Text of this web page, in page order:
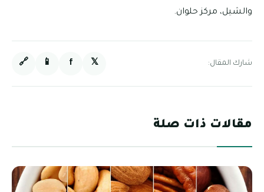
والشيل، مركز حلوان.
شارك المقال: 𝕏
f
📱
🔗
مقالات ذات صلة